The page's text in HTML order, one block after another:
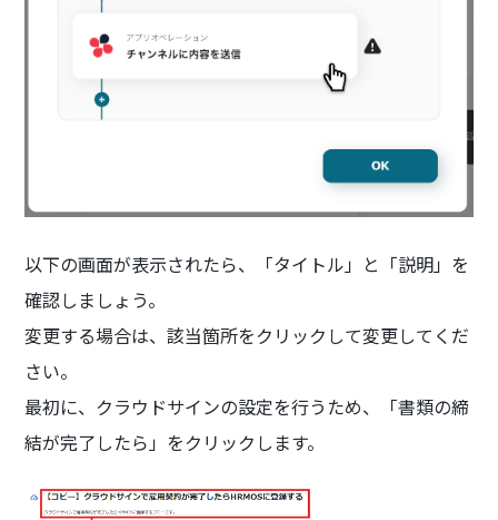
以下の画面が表示されたら、「タイトル」と「説明」を
確認しましょう。
変更する場合は、該当箇所をクリックして変更してくだ
さい。
最初に、クラウドサインの設定を行うため、「書類の締
結が完了したら」をクリックします。